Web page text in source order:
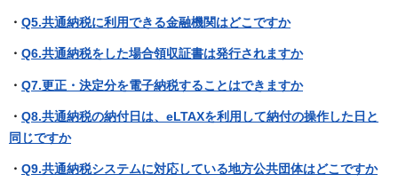
・ Q5.共通納税に利用できる金融機関はどこですか
・ Q6.共通納税をした場合領収証書は発行されますか
・ Q7.更正・決定分を電子納税することはできますか
・ Q8.共通納税の納付日は、eLTAXを利用して納付の操作した日と
同じですか
・ Q9.共通納税システムに対応している地方公共団体はどこですか